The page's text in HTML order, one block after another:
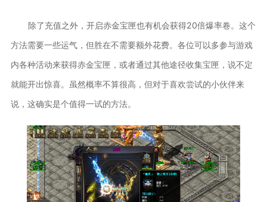
除了充值之外，开启赤金宝匣也有机会获得20倍爆率卷。这个
方法需要一些运气，但胜在不需要额外花费。各位可以多参与游戏
内各种活动来获得赤金宝匣，或者通过其他途径收集宝匣，说不定
就能开出惊喜。虽然概率不算很高，但对于喜欢尝试的小伙伴来
说，这确实是个值得一试的方法。